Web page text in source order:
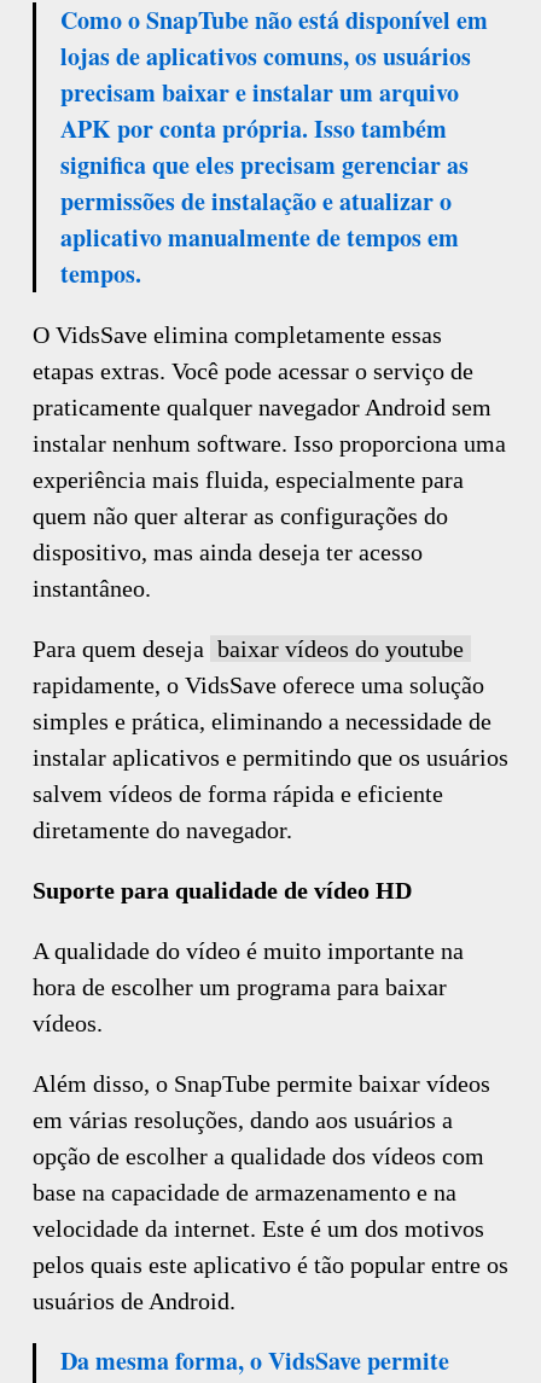
Como o SnapTube não está disponível em
lojas de aplicativos comuns, os usuários
precisam baixar e instalar um arquivo
APK por conta própria. Isso também
significa que eles precisam gerenciar as
permissões de instalação e atualizar o
aplicativo manualmente de tempos em
tempos.
O VidsSave elimina completamente essas
etapas extras. Você pode acessar o serviço de
praticamente qualquer navegador Android sem
instalar nenhum software. Isso proporciona uma
experiência mais fluida, especialmente para
quem não quer alterar as configurações do
dispositivo, mas ainda deseja ter acesso
instantâneo.
Para quem deseja baixar vídeos do youtube
rapidamente, o VidsSave oferece uma solução
simples e prática, eliminando a necessidade de
instalar aplicativos e permitindo que os usuários
salvem vídeos de forma rápida e eficiente
diretamente do navegador.
Suporte para qualidade de vídeo HD
A qualidade do vídeo é muito importante na
hora de escolher um programa para baixar
vídeos.
Além disso, o SnapTube permite baixar vídeos
em várias resoluções, dando aos usuários a
opção de escolher a qualidade dos vídeos com
base na capacidade de armazenamento e na
velocidade da internet. Este é um dos motivos
pelos quais este aplicativo é tão popular entre os
usuários de Android.
Da mesma forma, o VidsSave permite